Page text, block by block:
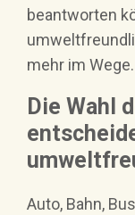
beantworten
mehr im Wege.
Die Wahl
Auto, Bahn,